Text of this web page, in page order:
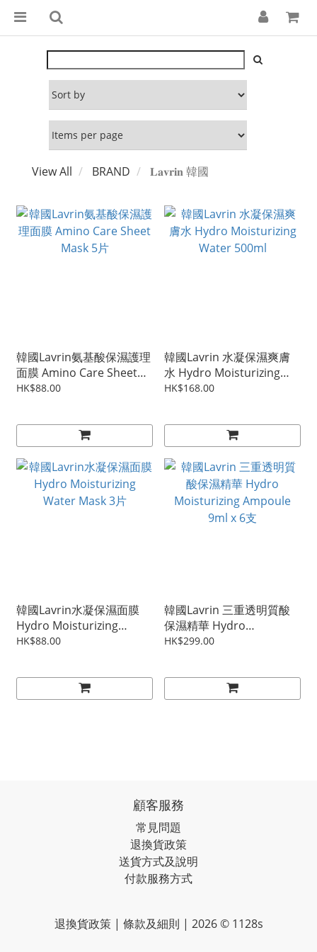
View All BRAND 𝐋𝐚𝐯𝐫𝐢𝐧 韓國
韓國Lavrin氨基酸保濕護理
面膜 Amino Care Sheet
Mask 5片
HK$88.00
韓國Lavrin 水凝保濕爽膚
水 Hydro Moisturizing
Water 500ml
HK$168.00
韓國Lavrin水凝保濕面膜
Hydro Moisturizing
Water Mask 3片
HK$88.00
韓國Lavrin 三重透明質酸
保濕精華 Hydro
Moisturizing Ampoule
HK$299.00
顧客服務
常見問題
退換貨政策
送貨方式及說明
付款服務方式
退換貨政策 | 條款及細則 | 2026 © 1128s